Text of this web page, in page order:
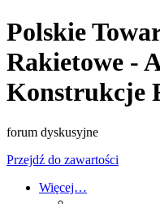
Polskie
Rakietowe -
Konstrukcje
forum dyskusyjne
Przejdź do zawartości
Więcej…